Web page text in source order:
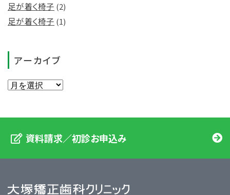
足が着く椅子 (2)
足が着く椅子 (1)
アーカイブ
資料請求／初診お申込み